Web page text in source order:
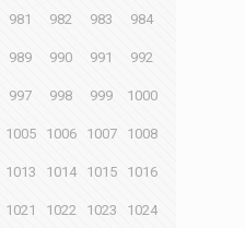
981 982 983 984
989 990 991 992
997 998 999 1000
1005 1006 1007 1008
1013 1014 1015 1016
1021 1022 1023 1024